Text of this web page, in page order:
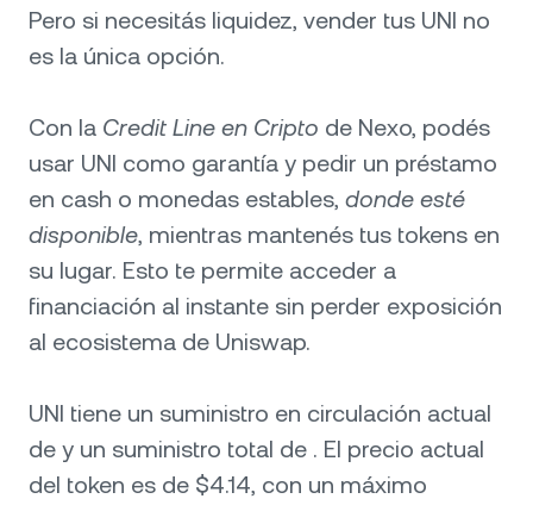
Pero si necesitás liquidez, vender tus UNI no
es la única opción.
Con la Credit Line en Cripto de Nexo, podés
usar UNI como garantía y pedir un préstamo
en cash o monedas estables, donde esté
disponible, mientras mantenés tus tokens en
su lugar. Esto te permite acceder a
financiación al instante sin perder exposición
al ecosistema de Uniswap.
UNI tiene un suministro en circulación actual
de y un suministro total de . El precio actual
del token es de $4.14, con un máximo